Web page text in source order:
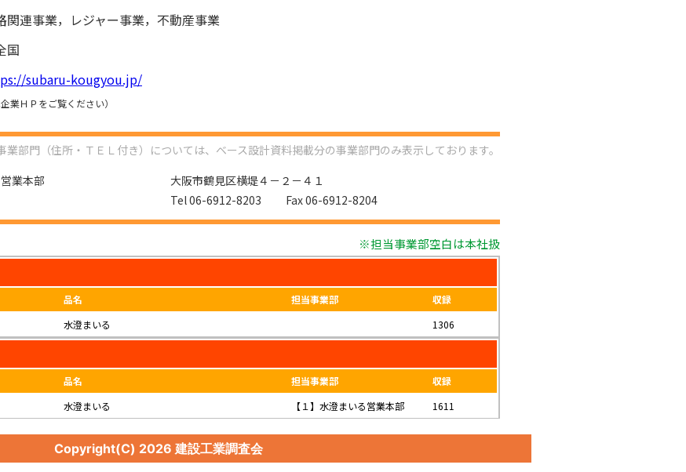
関連事業，レジャー事業，不動産事業
国
subaru-kougyou.jp/
業ＨＰをご覧ください）
業部門（住所・ＴＥＬ付き）については、ベース設計資料掲載分の事業部門のみ表示しております。
業本部
大阪市鶴見区横堤４－２－４１
Tel 06-6912-8203 Fax 06-6912-8204
※担当事業部空白は本社扱
品名 担当事業部 収録
水澄まいる 1306
品名 担当事業部 収録
水澄まいる 【１】水澄まいる営業本部 1611
Copyright(C) 2026 建設工業調査会